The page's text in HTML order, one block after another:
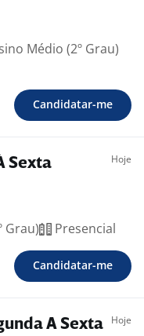
Médio (2º Grau)
Candidatar-me
Sexta Hoje
Grau) Presencial
Candidatar-me
A Sexta Hoje